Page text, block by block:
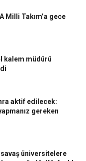
Milli Takım’a gece
kalem müdürü
aktif edilecek:
gereken
savaş üniversitelere